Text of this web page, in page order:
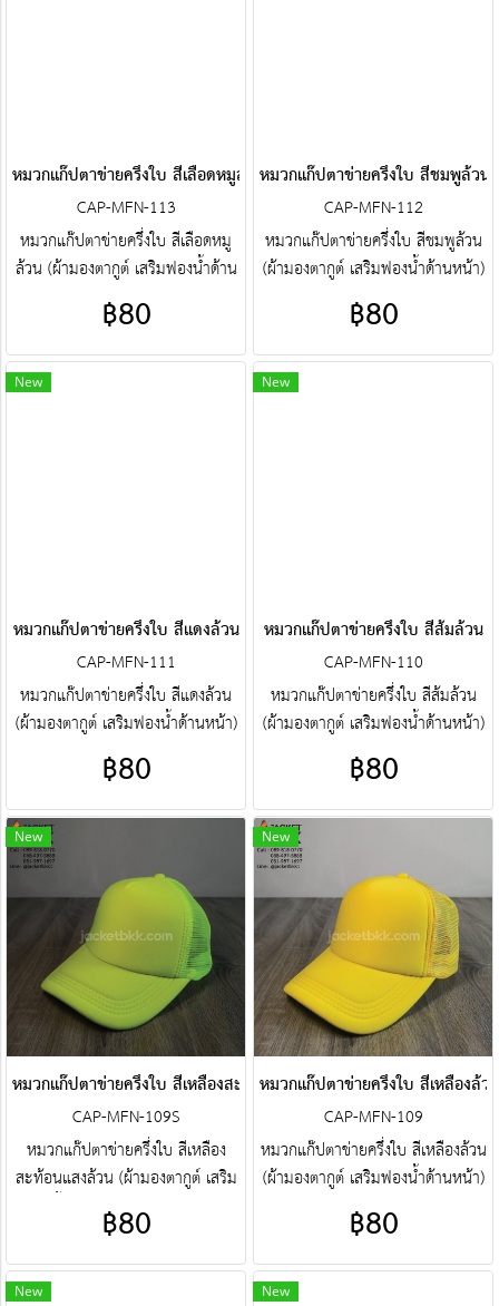
หมวกแก๊ปตาข่ายครึ่งใบ สีเลือดหมูล้วน
CAP-MFN-113
หมวกแก๊ปตาข่ายครึ่งใบ สีเลือดหมู
ล้วน (ผ้ามองตากูต์ เสริมฟองน้ำด้าน
หน้า) ศูนย์รวม หมวกแก๊ปตาข่ายครึ่ง
ใบ คุณภาพราคาโรงงาน ขายราคา
ปลีกส่งโบ๊เบ๊ หมวกแก๊ปตาข่ายครึ่ง
ใบ หมวกแก๊ปตาข่ายครึ่งใบ
฿80
หมวกแก๊ปตาข่ายครึ่งใบ สีชมพูล้วน
CAP-MFN-112
หมวกแก๊ปตาข่ายครึ่งใบ สีชมพูล้วน
(ผ้ามองตากูต์ เสริมฟองน้ำด้านหน้า)
ศูนย์รวม หมวกแก๊ปตาข่ายครึ่งใบ
คุณภาพราคาโรงงาน ขายราคาปลีก
ส่งโบ๊เบ๊ หมวกแก๊ปตาข่ายครึ่ง
ใบ หมวกแก๊ปตาข่ายครึ่งใบ
฿80
New
หมวกแก๊ปตาข่ายครึ่งใบ สีแดงล้วน
CAP-MFN-111
หมวกแก๊ปตาข่ายครึ่งใบ สีแดงล้วน
(ผ้ามองตากูต์ เสริมฟองน้ำด้านหน้า)
ศูนย์รวม หมวกแก๊ปตาข่ายครึ่งใบ
คุณภาพราคาโรงงาน ขายราคาปลีก
ส่งโบ๊เบ๊ หมวกแก๊ปตาข่ายครึ่ง
ใบ หมวกแก๊ปตาข่ายครึ่งใบ
สำเร็จรูป สั่งตัดหมวกแก๊ปตาข่ายครึ่ง
ใบ ฯลฯ พร้อมบริการงานปัก ครบ
วงจร ติดต่อฝ่ายขาย Line :
@jacketbkk (มี@ด้วยนะคะ)
฿80
New
หมวกแก๊ปตาข่ายครึ่งใบ สีส้มล้วน
CAP-MFN-110
หมวกแก๊ปตาข่ายครึ่งใบ สีส้มล้วน
(ผ้ามองตากูต์ เสริมฟองน้ำด้านหน้า)
ศูนย์รวม หมวกแก๊ปตาข่ายครึ่งใบ
คุณภาพราคาโรงงาน ขายราคาปลีก
ส่งโบ๊เบ๊ หมวกแก๊ปตาข่ายครึ่ง
ใบ หมวกแก๊ปตาข่ายครึ่งใบ
สำเร็จรูป สั่งตัดหมวกแก๊ปตาข่ายครึ่ง
ใบ ฯลฯ พร้อมบริการงานปัก ครบ
วงจร ติดต่อฝ่ายขาย Line :
@jacketbkk (มี@ด้วยนะคะ)
฿80
New
หมวกแก๊ปตาข่ายครึ่งใบ สีเหลืองสะท้อนแสงล้วน
CAP-MFN-109S
หมวกแก๊ปตาข่ายครึ่งใบ สีเหลือง
สะท้อนแสงล้วน (ผ้ามองตากูต์ เสริม
ฟองน้ำด้านหน้า) ศูนย์รวม หมวก
แก๊ปตาข่ายครึ่งใบ คุณภาพราคา
โรงงาน ขายราคาปลีกส่งโบ๊เบ๊ หมวก
แก๊ปตาข่ายครึ่งใบ หมวกแก๊ปตาข่าย
฿80
New
หมวกแก๊ปตาข่ายครึ่งใบ สีเหลืองล้วน
CAP-MFN-109
หมวกแก๊ปตาข่ายครึ่งใบ สีเหลืองล้วน
(ผ้ามองตากูต์ เสริมฟองน้ำด้านหน้า)
ศูนย์รวม หมวกแก๊ปตาข่ายครึ่งใบ
คุณภาพราคาโรงงาน ขายราคาปลีก
ส่งโบ๊เบ๊ หมวกแก๊ปตาข่ายครึ่ง
ใบ หมวกแก๊ปตาข่ายครึ่งใบ
฿80
New New